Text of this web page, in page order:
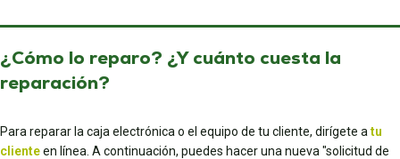
¿Cómo lo reparo? ¿Y cuánto cuesta la
reparación?
Para reparar la caja electrónica o el equipo de tu cliente, dirígete atu
clienteen línea. A continuación, puedes hacer una nueva "solicitud de